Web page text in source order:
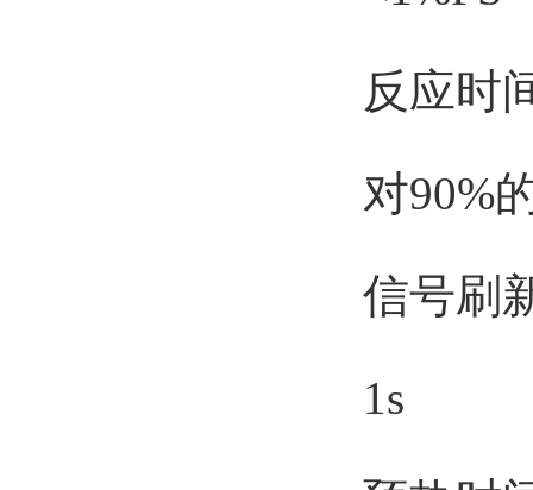
反应时
对90%的
信号刷
1s